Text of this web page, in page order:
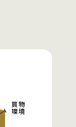
買物
環境